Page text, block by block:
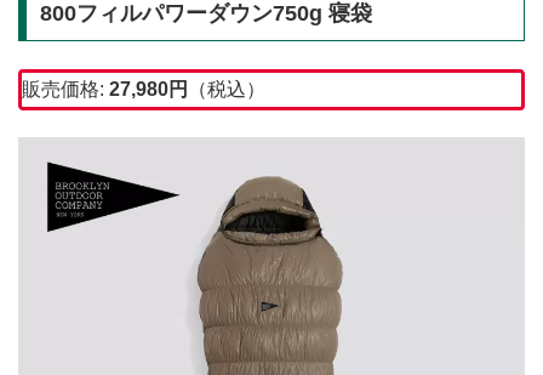
800フィルパワーダウン750g 寝袋
販売価格: 27,980円 （税込）